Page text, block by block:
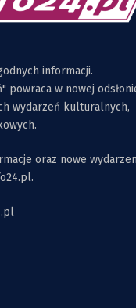
informacji.
powraca w nowej
wydarzeń kulturalnych,
oraz nowe